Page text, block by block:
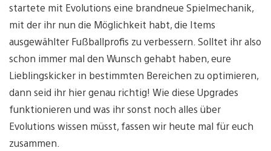
startete mit Evolutions eine brandneue Spielmechanik,
mit der ihr nun die Möglichkeit habt, die Items
ausgewählter Fußballprofis zu verbessern. Solltet ihr also
schon immer mal den Wunsch gehabt haben, eure
Lieblingskicker in bestimmten Bereichen zu optimieren,
dann seid ihr hier genau richtig! Wie diese Upgrades
funktionieren und was ihr sonst noch alles über
Evolutions wissen müsst, fassen wir heute mal für euch
zusammen.